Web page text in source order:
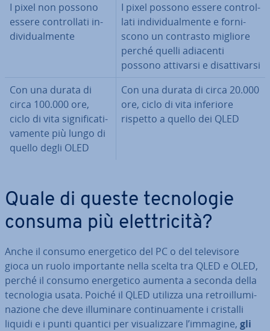
I pixel non possono
essere con­trol­la­ti in­
di­vi­dual­men­te
I pixel possono essere con­trol­
la­ti in­di­vi­dual­men­te e for­ni­
sco­no un contrasto migliore
perché quelli adiacenti
possono attivarsi e di­sat­ti­var­si
Con una durata di
circa 100.000 ore,
ciclo di vita si­gni­fi­ca­ti­
va­men­te più lungo di
quello degli OLED
Con una durata di circa 20.000
ore, ciclo di vita inferiore
rispetto a quello dei QLED
Quale di queste tec­no­lo­gie
consuma più elet­tri­ci­tà?
Anche il consumo ener­ge­ti­co del PC o del te­le­vi­so­re
gioca un ruolo im­por­tan­te nella scelta tra QLED e OLED,
perché il consumo ener­ge­ti­co aumenta a seconda della
tec­no­lo­gia usata. Poiché il QLED utilizza una re­troil­lu­mi­
na­zio­ne che deve il­lu­mi­na­re con­ti­nua­men­te i cristalli
liquidi e i punti quantici per vi­sua­liz­za­re l’immagine, gli